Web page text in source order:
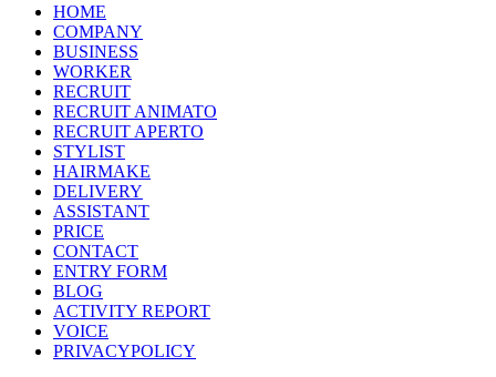
HOME
COMPANY
BUSINESS
WORKER
RECRUIT
RECRUIT ANIMATO
RECRUIT APERTO
STYLIST
HAIRMAKE
DELIVERY
ASSISTANT
PRICE
CONTACT
ENTRY FORM
BLOG
ACTIVITY REPORT
VOICE
PRIVACYPOLICY